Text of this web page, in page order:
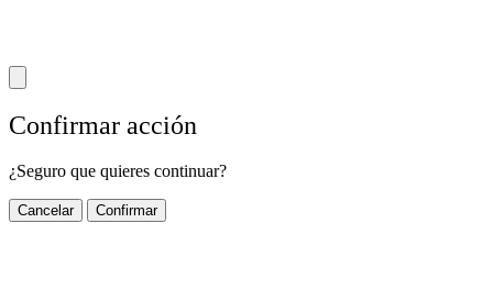
Confirmar acción
¿Seguro que quieres continuar?
Cancelar Confirmar